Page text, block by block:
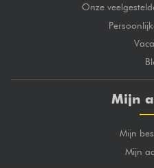
Onze
Mijn
Mijn
Mijn